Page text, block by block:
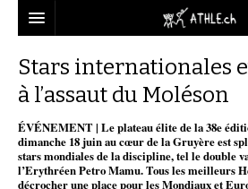
DOSSIERS
CHRONIQUES
TOUT
REPORTAGES
STATISTIQUES
STATISTIQUES
PARTENAIRES
Stars internationales
à l’assaut du Moléson
ÉVÉNEMENT | Le plateau élite de la 38e
dimanche 18 juin au cœur de la Gruyère est
stars mondiales de la discipline, tel le double
l’Erythréen Petro Mamu. Tous les meilleurs
décrocher une place pour les Mondiaux et